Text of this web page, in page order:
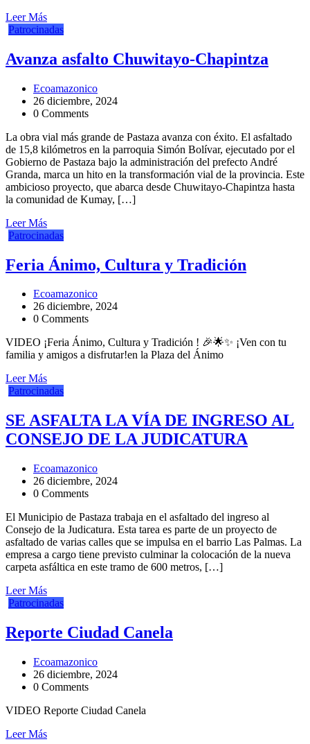
Leer Más
Patrocinadas
Avanza asfalto Chuwitayo-Chapintza
Ecoamazonico
26 diciembre, 2024
0 Comments
La obra vial más grande de Pastaza avanza con éxito. El asfaltado
de 15,8 kilómetros en la parroquia Simón Bolívar, ejecutado por el
Gobierno de Pastaza bajo la administración del prefecto André
Granda, marca un hito en la transformación vial de la provincia. Este
ambicioso proyecto, que abarca desde Chuwitayo-Chapintza hasta
la comunidad de Kumay, […]
Leer Más
Patrocinadas
Feria Ánimo, Cultura y Tradición
Ecoamazonico
26 diciembre, 2024
0 Comments
VIDEO ¡Feria Ánimo, Cultura y Tradición ! 🎉🌟✨ ¡Ven con tu
familia y amigos a disfrutar!en la Plaza del Ánimo
Leer Más
Patrocinadas
SE ASFALTA LA VÍA DE INGRESO AL
CONSEJO DE LA JUDICATURA
Ecoamazonico
26 diciembre, 2024
0 Comments
El Municipio de Pastaza trabaja en el asfaltado del ingreso al
Consejo de la Judicatura. Esta tarea es parte de un proyecto de
asfaltado de varias calles que se impulsa en el barrio Las Palmas. La
empresa a cargo tiene previsto culminar la colocación de la nueva
carpeta asfáltica en este tramo de 600 metros, […]
Leer Más
Patrocinadas
Reporte Ciudad Canela
Ecoamazonico
26 diciembre, 2024
0 Comments
VIDEO Reporte Ciudad Canela
Leer Más